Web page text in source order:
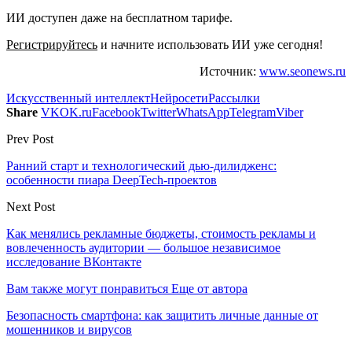
ИИ доступен даже на бесплатном тарифе.
Регистрируйтесь и начните использовать ИИ уже сегодня!
Источник: www.seonews.ru
Искусственный интеллектНейросетиРассылки
Share VKOK.ruFacebookTwitterWhatsAppTelegramViber
Prev Post
Ранний старт и технологический дью-дилидженс:
особенности пиара DeepTech-проектов
Next Post
Как менялись рекламные бюджеты, стоимость рекламы и
вовлеченность аудитории — большое независимое
исследование ВКонтакте
Вам также могут понравиться Еще от автора
Безопасность смартфона: как защитить личные данные от
мошенников и вирусов